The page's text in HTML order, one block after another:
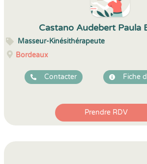
Castano Audebert Paula
Masseur-Kinésithérapeute
Bordeaux
Contacter Fiche
Prendre RDV